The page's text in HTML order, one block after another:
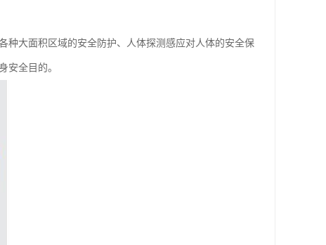
种大面积区域的安全防护、人体探测感应对人体的安全保
安全目的。